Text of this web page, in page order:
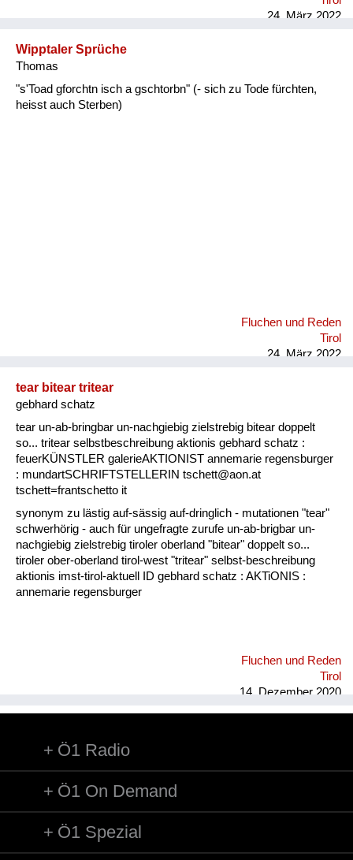
24. März 2022
Wipptaler Sprüche
Thomas
"s'Toad gforchtn isch a gschtorbn" (- sich zu Tode fürchten,
heisst auch Sterben)
Fluchen und Reden
Tirol
24. März 2022
tear bitear tritear
gebhard schatz
tear un-ab-bringbar un-nachgiebig zielstrebig bitear doppelt
so... tritear selbstbeschreibung aktionis gebhard schatz :
feuerKÜNSTLER galerieAKTIONIST annemarie regensburger
: mundartSCHRIFTSTELLERIN tschett@aon.at
tschett=frantschetto it
synonym zu lästig auf-sässig auf-dringlich - mutationen "tear"
schwerhörig - auch für ungefragte zurufe un-ab-brigbar un-
nachgiebig zielstrebig tiroler oberland "bitear" doppelt so...
tiroler ober-oberland tirol-west "tritear" selbst-beschreibung
aktionis imst-tirol-aktuell ID gebhard schatz : AKTiONIS :
annemarie regensburger
Fluchen und Reden
Tirol
14. Dezember 2020
Ö1 Radio
Ö1 On Demand
Ö1 Spezial